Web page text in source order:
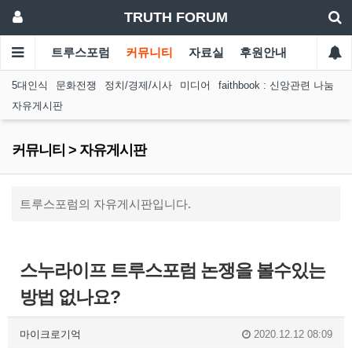
TRUTH FORUM
트루스포럼 커뮤니티 자료실 후원안내
5대인식 문화전쟁 정치/경제/시사 미디어
faithbook : 신앙관련 나눔
자유게시판
커뮤니티 > 자유게시판
트루스포럼의 자유게시판입니다.
스누라이프 트루스포럼 논쟁을 볼수있는
방법 없나요?
마이크로기억 2020.12.12 08:09